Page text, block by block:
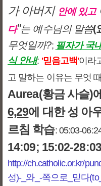
가 아버지 안에 있고
다"는 예수님의 말씀(
무엇일까?; 필자가 국
식 안내: '믿음고백'이라
고 말하는 이유는 무엇
Aurea(황금 사슬)
6,29에 대한 성 아
르침 학습: 05:03-
14:09; 15:02-28:03
http://ch.catholic.or.kr/
성)-_와_-쪽으로_믿다